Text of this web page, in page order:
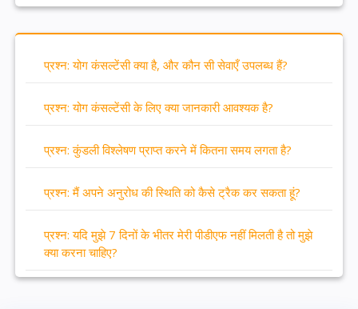
प्रश्न: योग कंसल्टेंसी क्या है, और कौन सी सेवाएँ उपलब्ध हैं?
प्रश्न: योग कंसल्टेंसी के लिए क्या जानकारी आवश्यक है?
प्रश्न: कुंडली विश्लेषण प्राप्त करने में कितना समय लगता है?
प्रश्न: मैं अपने अनुरोध की स्थिति को कैसे ट्रैक कर सकता हूं?
प्रश्न: यदि मुझे 7 दिनों के भीतर मेरी पीडीएफ नहीं मिलती है तो मुझे
क्या करना चाहिए?